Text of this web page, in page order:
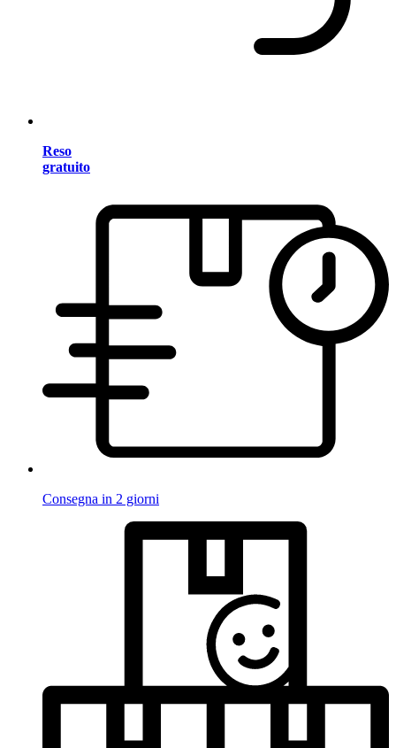
Reso
gratuito
Consegna in 2 giorni